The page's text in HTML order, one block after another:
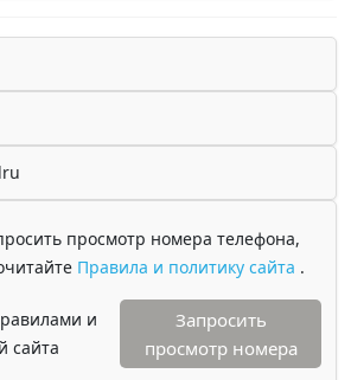
просмотр номера телефона,
Правила и политику сайта .
и
сайта
Запросить
просмотр номера